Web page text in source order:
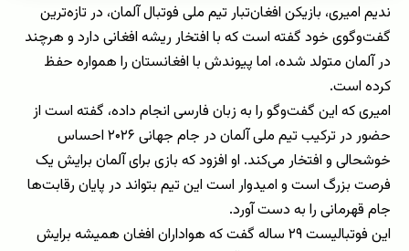
ندیم امیری، بازیکن افغان‌تبار تیم ملی فوتبال آلمان، در تازه‌ترین
گفت‌وگوی خود گفته است که با افتخار ریشه افغانی دارد و هرچند
در آلمان متولد شده، اما پیوندش با افغانستان را همواره حفظ
کرده است.
امیری که این گفت‌وگو را به زبان فارسی انجام داده، گفته است از
حضور در ترکیب تیم ملی آلمان در جام جهانی ۲۰۲۶ احساس
خوشحالی و افتخار می‌کند. او افزود که بازی برای آلمان برایش یک
فرصت بزرگ است و امیدوار است این تیم بتواند در پایان رقابت‌ها
جام قهرمانی را به دست آورد.
این فوتبالیست ۲۹ ساله گفت که هواداران افغان همیشه برایش